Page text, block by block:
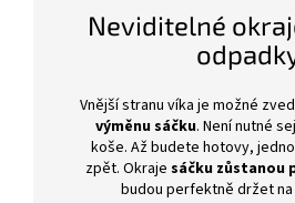
Neviditelné
Vnější stranu víka je možné
výměnu sáčku. Není nutné
koše. Až budete hotovy,
zpět. Okraje sáčku zůstanou
budou perfektně držet